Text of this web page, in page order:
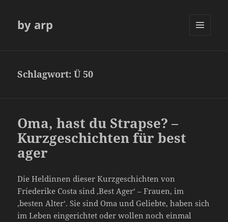
by arp
Schlagwort:Ü 50
Oma, hast du Strapse? –
Kurzgeschichten für best
ager
Die Heldinnen dieser Kurzgeschichten von
Friederike Costa sind ‚Best Ager‘ – Frauen, im
‚besten Alter‘. Sie sind Oma und Geliebte, haben sich
im Leben eingerichtet oder wollen noch einmal